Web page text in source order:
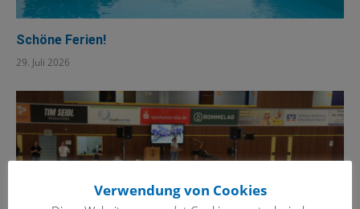
Schöne Ferien!
29. Juli 2026
Verwendung von Cookies